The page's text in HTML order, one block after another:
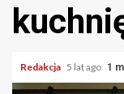
Redakcja 5 lat ago 1